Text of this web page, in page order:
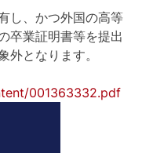
し、かつ外国の高等
卒業証明書等を提出
外となります。
001363332.pdf